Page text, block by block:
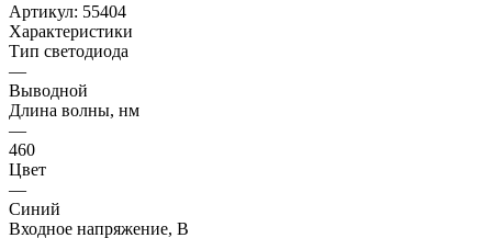
Артикул: 55404
Характеристики
Тип светодиода
—
Выводной
Длина волны, нм
—
460
Цвет
—
Синий
Входное напряжение, В